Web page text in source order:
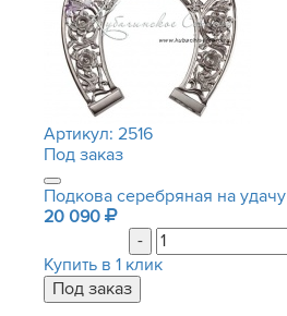
Артикул: 2516
Под заказ
Подкова серебряная на удачу
20 090
-
Купить в 1 клик